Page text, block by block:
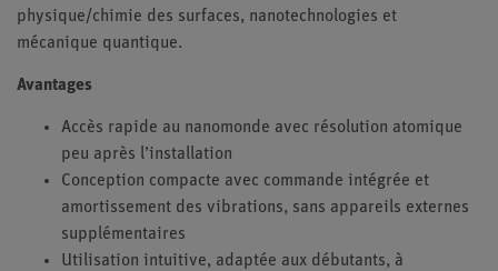
physique/chimie des surfaces, nanotechnologies et
mécanique quantique.
Avantages
Accès rapide au nanomonde avec résolution atomique
peu après l’installation
Conception compacte avec commande intégrée et
amortissement des vibrations, sans appareils externes
supplémentaires
Utilisation intuitive, adaptée aux débutants, à